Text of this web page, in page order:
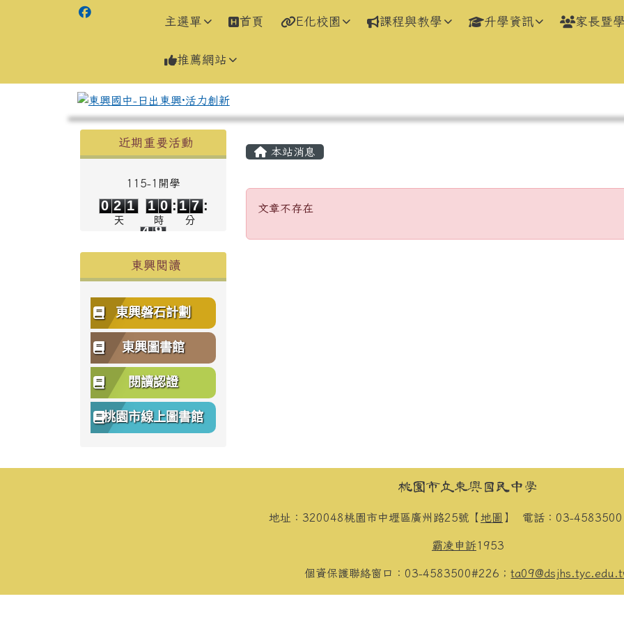
主選單 首頁 E化校園 課程與教學 升學資訊 家長暨
推薦網站
左邊區域內容
近期重要活動
115-1開學
0 2
1
1
天
1
1
0
0
時
:
1
1 7
分
:
4
4
9
9
東興閱讀
東興磐石計劃
東興圖書館
閱讀認證
桃園市線上圖書館
主內容區域
本站消息
文章不存在
文章不存在
桃園市立東興國民中學
地址：320048桃園市中壢區廣州路25號【 地圖 】 電話：03-4583500
霸凌申訴1953
個資保護聯絡窗口：03-4583500#226；